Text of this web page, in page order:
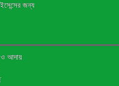
জন্য
ও আদায়